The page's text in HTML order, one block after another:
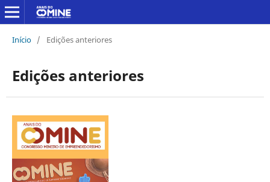
Início / Edições anteriores
Edições anteriores